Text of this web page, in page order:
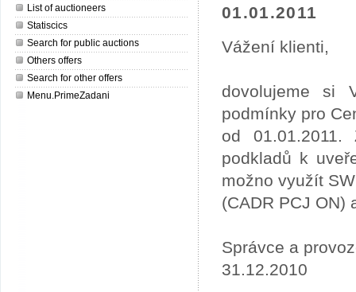
List of auctioneers
Statiscics
Search for public auctions
Others offers
Search for other offers
Menu.PrimeZadani
01.01.2011
Vážení klienti,
dovolujeme si
podmínky pro
od 01.01.2011.
podkladů k
možno využít
(CADR PCJ ON)
Správce a
31.12.2010